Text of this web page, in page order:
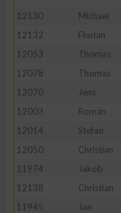
12130
Michael
12132
Florian
12053
Thomas
12078
Thomas
12070
Jens
12003
Roman
12014
Stefan
12050
Christian
11974
Jakob
12138
Christian
11945
Jan
Verwendung von
Messung der
Messung der
Analyse von
verschiedenen Quellen